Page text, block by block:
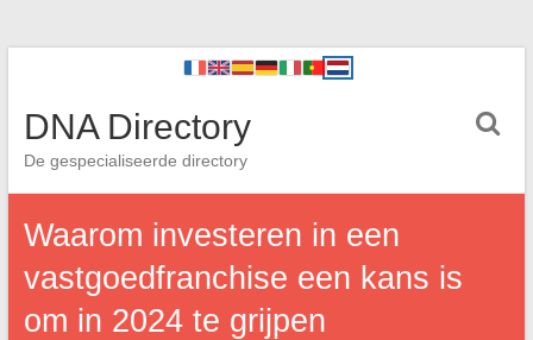
DNA Directory
De gespecialiseerde directory
Waarom investeren in een
vastgoedfranchise een kans is
om in 2024 te grijpen